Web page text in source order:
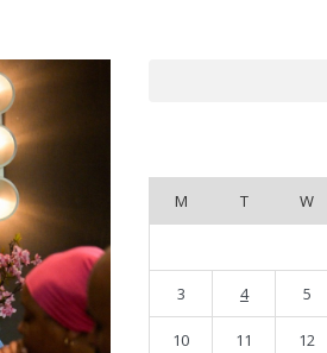
M
T W
3 4 5
10 11 12